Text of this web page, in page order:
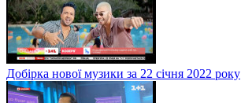
Добірка нової музики за 22 січня 2022 року